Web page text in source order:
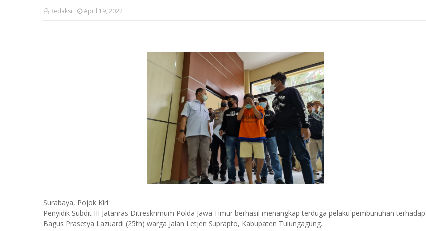
Redaksi April 19, 2022
Surabaya, Pojok Kiri
Penyidik Subdit III Jatanras Ditreskrimum Polda Jawa Timur berhasil menangkap terduga pelaku pembunuhan terhadap
Bagus Prasetya Lazuardi (25th) warga Jalan Letjen Suprapto, Kabupaten Tulungagung..